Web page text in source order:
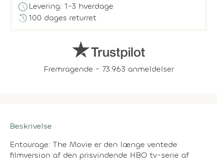
scheduleLevering: 1-3 hverdage
history100 dages returret
Fremragende - 73.963 anmeldelser
Beskrivelse
Entourage: The Movie er den længe ventede
filmversion af den prisvindende HBO tv-serie af